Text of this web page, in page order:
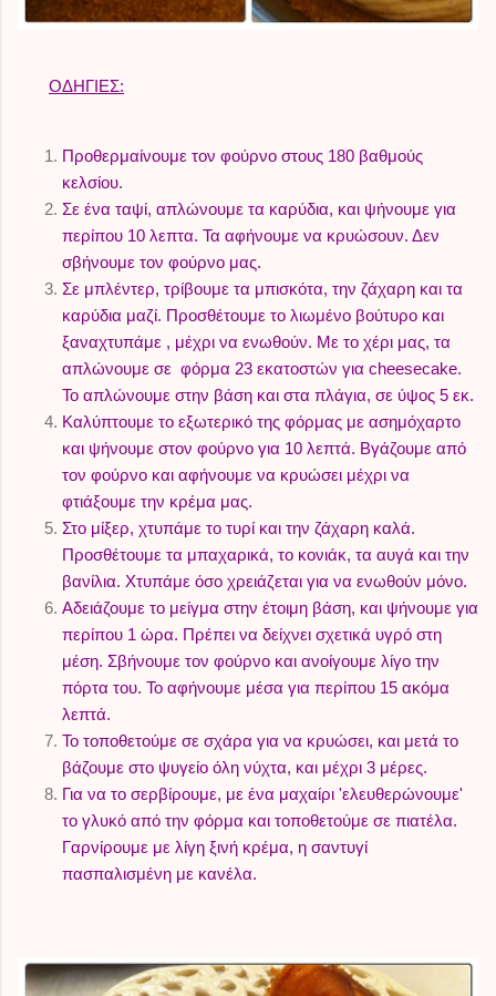
ΟΔΗΓΙΕΣ:
Προθερμαίνουμε τον φούρνο στους 180 βαθμούς
κελσίου.
Σε ένα ταψί, απλώνουμε τα καρύδια, και ψήνουμε για
περίπου 10 λεπτα. Τα αφήνουμε να κρυώσουν. Δεν
σβήνουμε τον φούρνο μας.
Σε μπλέντερ, τρίβουμε τα μπισκότα, την ζάχαρη και τα
καρύδια μαζί. Προσθέτουμε το λιωμένο βούτυρο και
ξαναχτυπάμε , μέχρι να ενωθούν. Με το χέρι μας, τα
απλώνουμε σε φόρμα 23 εκατοστών για cheesecake.
Το απλώνουμε στην βάση και στα πλάγια, σε ύψος 5 εκ.
Καλύπτουμε το εξωτερικό της φόρμας με ασημόχαρτο
και ψήνουμε στον φούρνο για 10 λεπτά. Βγάζουμε από
τον φούρνο και αφήνουμε να κρυώσει μέχρι να
φτιάξουμε την κρέμα μας.
Στο μίξερ, χτυπάμε το τυρί και την ζάχαρη καλά.
Προσθέτουμε τα μπαχαρικά, το κονιάκ, τα αυγά και την
βανίλια. Χτυπάμε όσο χρειάζεται για να ενωθούν μόνο.
Αδειάζουμε το μείγμα στην έτοιμη βάση, και ψήνουμε για
περίπου 1 ώρα. Πρέπει να δείχνει σχετικά υγρό στη
μέση. Σβήνουμε τον φούρνο και ανοίγουμε λίγο την
πόρτα του. Το αφήνουμε μέσα για περίπου 15 ακόμα
λεπτά.
Το τοποθετούμε σε σχάρα για να κρυώσει, και μετά το
βάζουμε στο ψυγείο όλη νύχτα, και μέχρι 3 μέρες.
Για να το σερβίρουμε, με ένα μαχαίρι 'ελευθερώνουμε'
το γλυκό από την φόρμα και τοποθετούμε σε πιατέλα.
Γαρνίρουμε με λίγη ξινή κρέμα, η σαντυγί
πασπαλισμένη με κανέλα.